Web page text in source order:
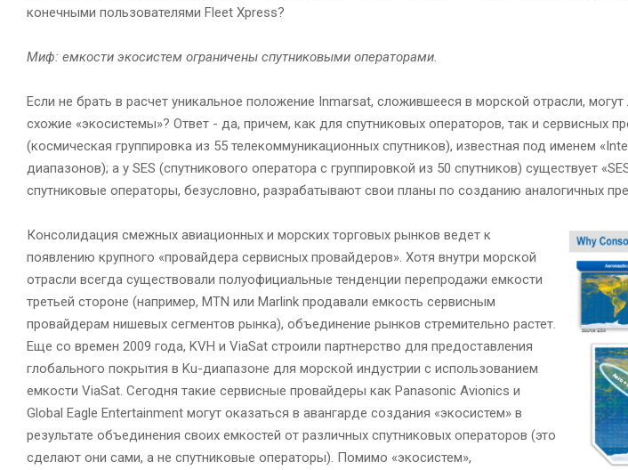
конечными пользователями Fleet Xpress?
Миф: емкости экосистем ограничены спутниковыми операторами.
Если не брать в расчет уникальное положение Inmarsat, сложившееся в морской отрасли,
схожие «экосистемы»? Ответ - да, причем, как для спутниковых операторов, так и сервисных
(космическая группировка из 55 телекоммуникационных спутников), известная под именем
диапазонов); а у SES (спутникового оператора с группировкой из 50 спутников) существует
спутниковые операторы, безусловно, разрабатывают свои планы по созданию аналогичных
Консолидация смежных авиационных и морских торговых рынков ведет к
появлению крупного «провайдера сервисных провайдеров». Хотя внутри морской
отрасли всегда существовали полуофициальные тенденции перепродажи емкости
третьей стороне (например, MTN или Marlink продавали емкость сервисным
провайдерам нишевых сегментов рынка), объединение рынков стремительно растет.
Еще со времен 2009 года, KVH и ViaSat строили партнерство для предоставления
глобального покрытия в Ku-диапазоне для морской индустрии с использованием
емкости ViaSat. Сегодня такие сервисные провайдеры как Panasonic Avionics и
Global Eagle Entertainment могут оказаться в авангарде создания «экосистем» в
результате объединения своих емкостей от различных спутниковых операторов (это
сделают они сами, а не спутниковые операторы). Помимо «экосистем»,